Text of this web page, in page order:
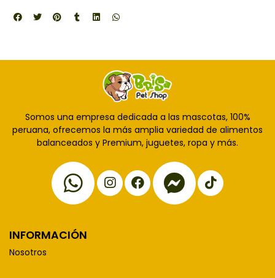
Somos una empresa dedicada a las mascotas, 100%
peruana, ofrecemos la más amplia variedad de alimentos
balanceados y Premium, juguetes, ropa y más.
INFORMACIÓN
Nosotros